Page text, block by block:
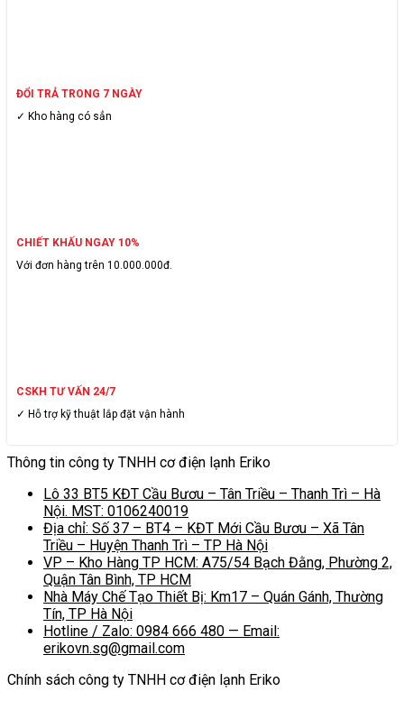
ĐỔI TRẢ TRONG 7 NGÀY
✓ Kho hàng có sẳn
CHIẾT KHẤU NGAY 10%
Với đơn hàng trên 10.000.000đ.
CSKH TƯ VẤN 24/7
✓ Hỗ trợ kỹ thuật lắp đặt vận hành
Thông tin công ty TNHH cơ điện lạnh Eriko
Lô 33 BT5 KĐT Cầu Bươu – Tân Triều – Thanh Trì – Hà
Nội. MST: 0106240019
Địa chỉ: Số 37 – BT4 – KĐT Mới Cầu Bươu – Xã Tân
Triều – Huyện Thanh Trì – TP Hà Nội
VP – Kho Hàng TP HCM: A75/54 Bạch Đằng, Phường 2,
Quận Tân Bình, TP HCM
Nhà Máy Chế Tạo Thiết Bị: Km17 – Quán Gánh, Thường
Tín, TP Hà Nội
Hotline / Zalo: 0984 666 480 — Email:
erikovn.sg@gmail.com
Chính sách công ty TNHH cơ điện lạnh Eriko